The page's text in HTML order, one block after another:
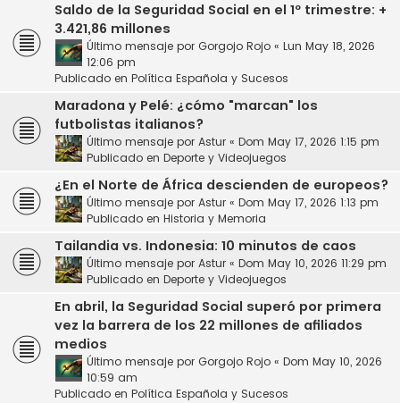
Saldo de la Seguridad Social en el 1º trimestre: +
3.421,86 millones
Último mensaje por Gorgojo Rojo « Lun May 18, 2026
12:06 pm
Publicado en Política Española y Sucesos
Maradona y Pelé: ¿cómo "marcan" los
futbolistas italianos?
Último mensaje por Astur « Dom May 17, 2026 1:15 pm
Publicado en Deporte y Videojuegos
¿En el Norte de África descienden de europeos?
Último mensaje por Astur « Dom May 17, 2026 1:13 pm
Publicado en Historia y Memoria
Tailandia vs. Indonesia: 10 minutos de caos
Último mensaje por Astur « Dom May 10, 2026 11:29 pm
Publicado en Deporte y Videojuegos
En abril, la Seguridad Social superó por primera
vez la barrera de los 22 millones de afiliados
medios
Último mensaje por Gorgojo Rojo « Dom May 10, 2026
10:59 am
Publicado en Política Española y Sucesos